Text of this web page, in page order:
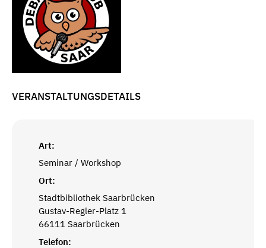
VERANSTALTUNGSDETAILS
Art:
Seminar / Workshop
Ort:
Stadtbibliothek Saarbrücken
Gustav-Regler-Platz 1
66111 Saarbrücken
Telefon: